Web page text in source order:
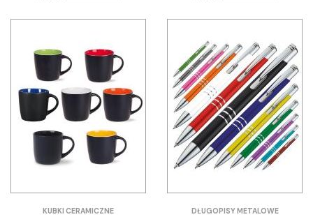
KUBKI CERAMICZNE DŁUGOPISY METALOWE